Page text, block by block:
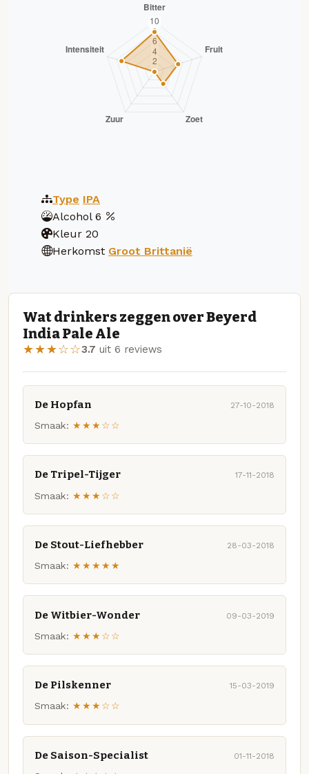
Type IPA
Alcohol 6
Kleur 20
Herkomst Groot Brittanië
Wat drinkers zeggen over Beyerd
India Pale Ale
★★★☆☆3.7 uit 6 reviews
De Hopfan 27-10-2018
Smaak: ★★★☆☆
De Tripel-Tijger 17-11-2018
Smaak: ★★★☆☆
De Stout-Liefhebber 28-03-2018
Smaak: ★★★★★
De Witbier-Wonder 09-03-2019
Smaak: ★★★☆☆
De Pilskenner 15-03-2019
Smaak: ★★★☆☆
De Saison-Specialist 01-11-2018